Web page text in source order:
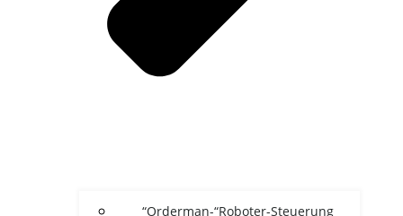
“Orderman-“Roboter-Steuerung